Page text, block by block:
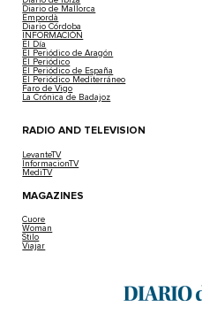
Diario de Mallorca
Empordà
Diario Córdoba
INFORMACIÓN
El Día
El Periódico de Aragón
El Periódico
El Periódico de España
El Periódico Mediterráneo
Faro de Vigo
La Crónica de Badajoz
RADIO AND TELEVISION
LevanteTV
InformacionTV
MediTV
MAGAZINES
Cuore
Woman
Stilo
Viajar